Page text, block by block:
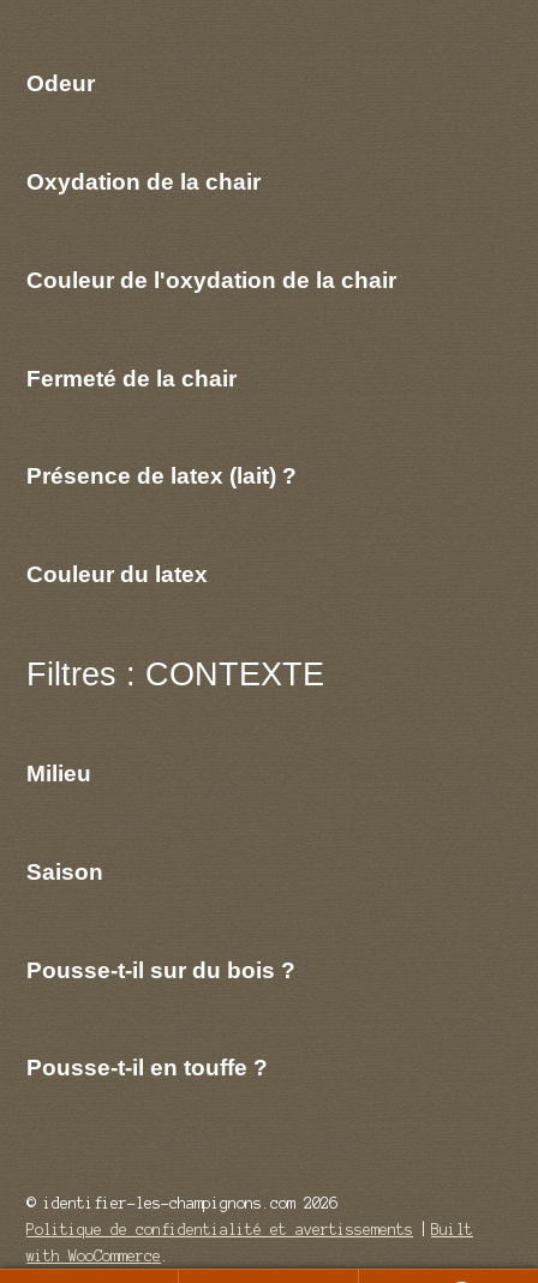
Odeur
Oxydation de la chair
Couleur de l'oxydation de la chair
Fermeté de la chair
Présence de latex (lait) ?
Couleur du latex
Filtres : CONTEXTE
Milieu
Saison
Pousse-t-il sur du bois ?
Pousse-t-il en touffe ?
© identifier-les-champignons.com 2026
Politique de confidentialité et avertissements
Built
with WooCommerce